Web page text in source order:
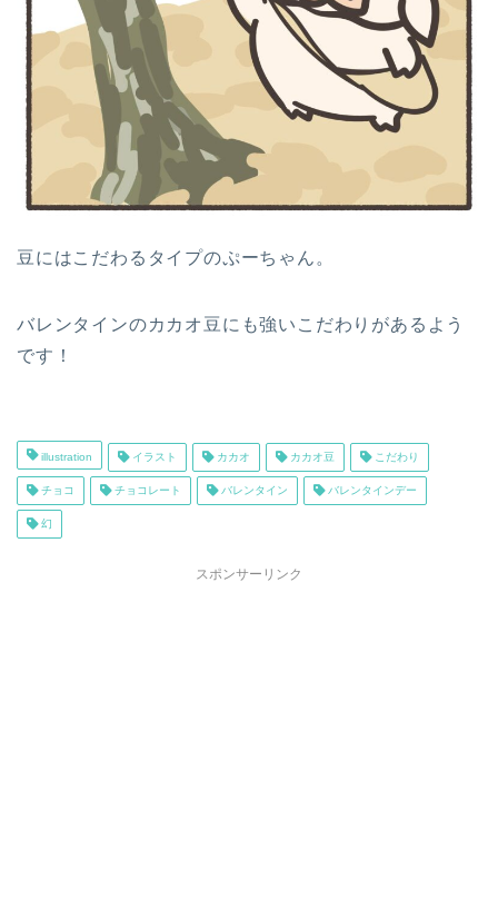
豆にはこだわるタイプのぷーちゃん。
バレンタインのカカオ豆にも強いこだわりがあるよう
です！
illustration イラスト カカオ カカオ豆 こだわり
チョコ チョコレート バレンタイン バレンタインデー
幻
スポンサーリンク